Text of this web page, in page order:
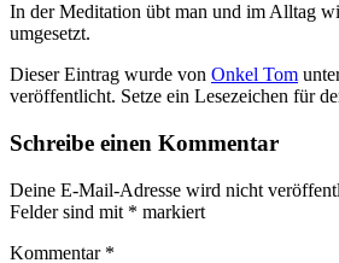
In der Meditation übt man und im Alltag
umgesetzt.
Dieser Eintrag wurde von Onkel Tom
veröffentlicht. Setze ein Lesezeichen für
Schreibe einen Kommentar
Deine E-Mail-Adresse wird nicht
Felder sind mit * markiert
Kommentar *